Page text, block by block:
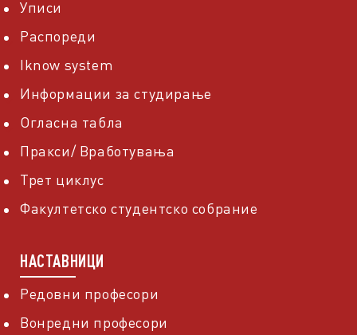
Уписи
Распореди
Iknow system
Информации за студирање
Огласна табла
Пракси/ Вработувања
Трет циклус
Факултетско студентско собрание
НАСТАВНИЦИ
Редовни професори
Вонредни професори